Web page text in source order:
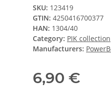
SKU: 123419
GTIN: 4250416700377
HAN: 1304/40
Category: PIK collection
Manufacturers:
6,90 €